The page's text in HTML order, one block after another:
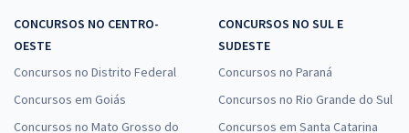
CONCURSOS NO CENTRO-
OESTE
Concursos no Distrito Federal
Concursos em Goiás
Concursos no Mato Grosso do
CONCURSOS NO SUL E
SUDESTE
Concursos no Paraná
Concursos no Rio Grande do Sul
Concursos em Santa Catarina